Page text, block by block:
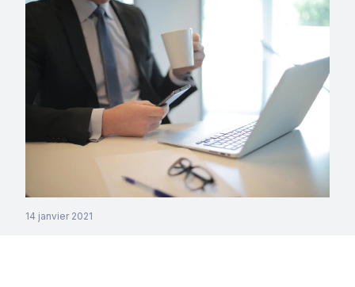
14 janvier 2021